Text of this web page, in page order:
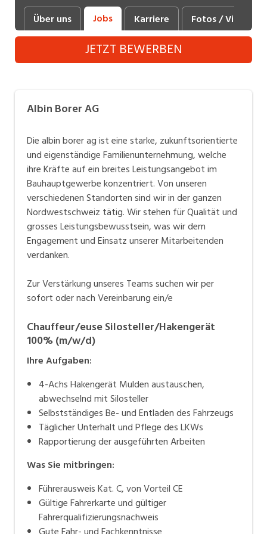
Industrie, Maschinenbau, Anlagenbau,
Produktion
Informatik, Telekommunikation
Mechanik, Elektronik, Optik (Fertigung)
Medizin, Gesundheitswesen, Pflege
Sicherheit, Rettung, Polizei, Zoll
Verkauf, Handel, Kundenberatung,
Aussendienst
Über uns Jobs Karriere Fotos / Videos
JETZT BEWERBEN
Albin Borer AG
Die albin borer ag ist eine starke, zukunftsorientierte
und eigenständige Familienunternehmung, welche
ihre Kräfte auf ein breites Leistungsangebot im
Bauhauptgewerbe konzentriert. Von unseren
verschiedenen Standorten sind wir in der ganzen
Nordwestschweiz tätig. Wir stehen für Qualität und
grosses Leistungsbewusstsein, was wir dem
Engagement und Einsatz unserer Mitarbeitenden
verdanken.
Zur Verstärkung unseres Teams suchen wir per
sofort oder nach Vereinbarung ein/e
Chauffeur/euse Silosteller/Hakengerät
100% (m/w/d)
Ihre Aufgaben:
4-Achs Hakengerät Mulden austauschen,
abwechselnd mit Silosteller
Selbstständiges Be- und Entladen des Fahrzeugs
Täglicher Unterhalt und Pflege des LKWs
Rapportierung der ausgeführten Arbeiten
Was Sie mitbringen:
Führerausweis Kat. C, von Vorteil CE
Gültige Fahrerkarte und gültiger
Fahrerqualifizierungsnachweis